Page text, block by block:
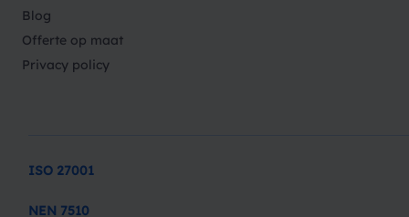
Blog
Offerte op maat
Privacy policy
ISO 27001
NEN 7510